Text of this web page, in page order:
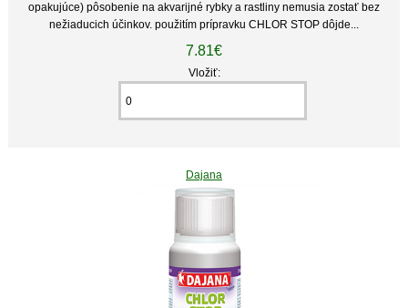
opakujúce) pôsobenie na akvarijné rybky a rastliny nemusia zostať bez
nežiaducich účinkov. použitím prípravku CHLOR STOP dôjde...
7.81€
Vložiť:
Dajana